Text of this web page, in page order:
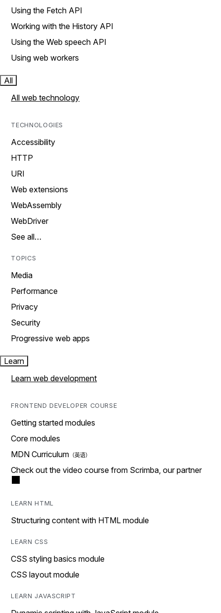
Using the Fetch API
Working with the History API
Using the Web speech API
Using web workers
All
All web technology
TECHNOLOGIES
Accessibility
HTTP
URI
Web extensions
WebAssembly
WebDriver
See all…
TOPICS
Media
Performance
Privacy
Security
Progressive web apps
Learn
Learn web development
FRONTEND DEVELOPER COURSE
Getting started modules
Core modules
MDN Curriculum
Check out the video course from Scrimba, our partner
LEARN HTML
Structuring content with HTML module
LEARN CSS
CSS styling basics module
CSS layout module
LEARN JAVASCRIPT